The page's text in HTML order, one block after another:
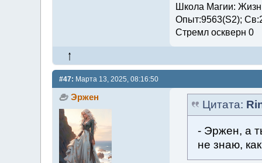
Школа Магии:
Опыт:9563(S2);
Стремл оскверн 0
#47: Марта 13, 2025, 08:16:50
Эржен
Цитата:
- Эржен, а
не знаю,